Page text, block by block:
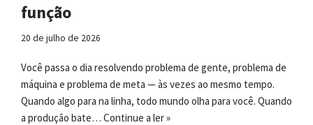
função
20 de julho de 2026
Você passa o dia resolvendo problema de gente, problema de
máquina e problema de meta — às vezes ao mesmo tempo.
Quando algo para na linha, todo mundo olha para você. Quando
a produção bate… Continue a ler »